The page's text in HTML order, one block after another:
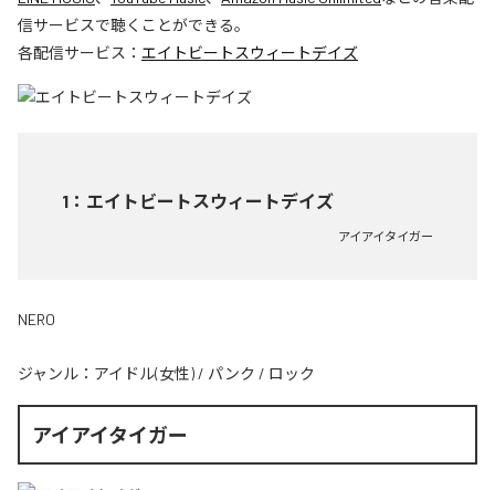
信サービスで聴くことができる。
各配信サービス： エイトビートスウィートデイズ
1 ： エイトビートスウィートデイズ
アイアイタイガー
NERO
ジャンル： アイドル(女性) / パンク / ロック
アイアイタイガー